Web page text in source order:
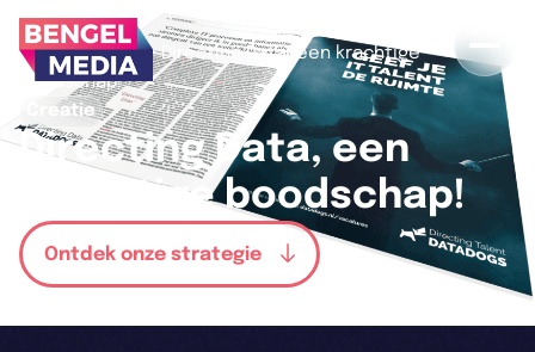
Home>Cases>Directing Data, een krachtige
boodschap!
Creatie
Directing Data, een
krachtige boodschap!
Ontdek onze strategie